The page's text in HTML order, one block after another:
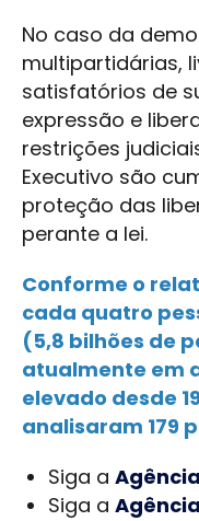
No caso da
multipartidárias,
satisfatórios de
expressão e
restrições
Executivo são
proteção das
perante a lei.
Conforme o
cada quatro
(5,8 bilhões de
atualmente em
elevado desde
analisaram 179
Siga a
Siga a